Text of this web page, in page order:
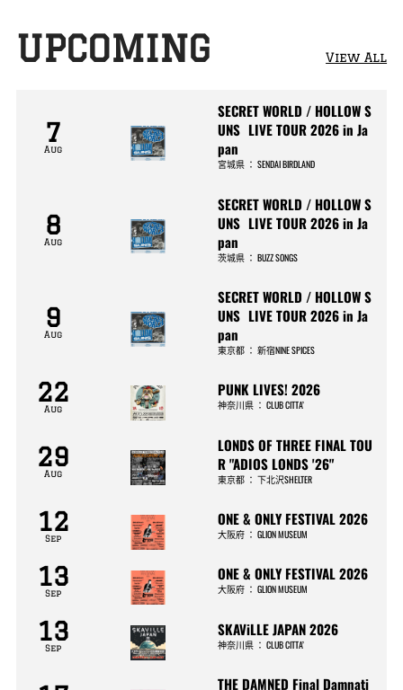
UPCOMING View All
7
Aug
SECRET WORLD / HOLLOW S
UNS LIVE TOUR 2026 in Ja
pan
宮城県 ：SENDAI BIRDLAND
8
Aug
SECRET WORLD / HOLLOW S
UNS LIVE TOUR 2026 in Ja
pan
茨城県 ：BUZZ SONGS
9
Aug
SECRET WORLD / HOLLOW S
UNS LIVE TOUR 2026 in Ja
pan
東京都 ：新宿NINE SPICES
22
Aug
PUNK LIVES! 2026
神奈川県 ：CLUB CITTA’
29
Aug
LONDS OF THREE FINAL TOU
R "ADIOS LONDS '26"
東京都 ：下北沢SHELTER
12
Sep
ONE & ONLY FESTIVAL 2026
大阪府 ：GLION MUSEUM
13
Sep
ONE & ONLY FESTIVAL 2026
大阪府 ：GLION MUSEUM
13
Sep
SKAViLLE JAPAN 2026
神奈川県 ：CLUB CITTA’
THE DAMNED Final Damnati